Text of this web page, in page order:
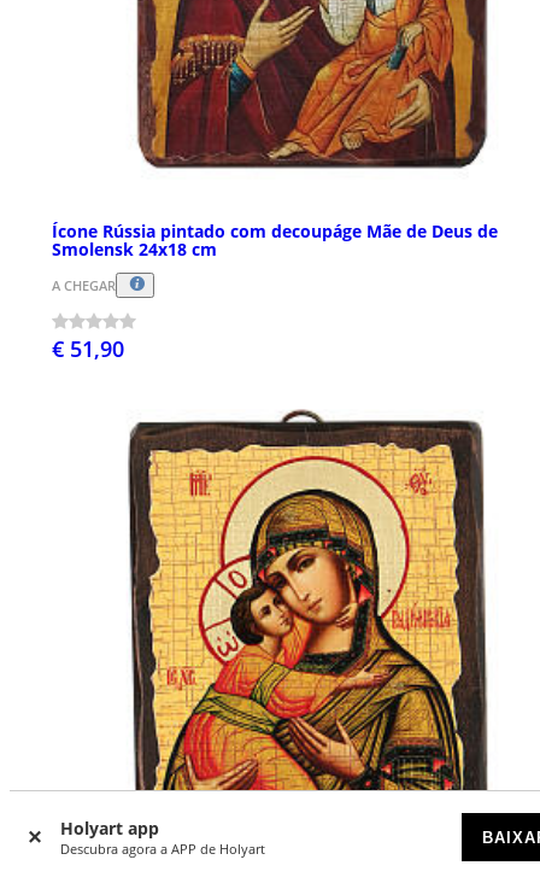
Holyart app
Descubra agora a APP de Holyart
Ícone Rússia pintado com decoupáge Mãe de Deus de
Smolensk 24x18 cm
A CHEGAR
€ 51,90